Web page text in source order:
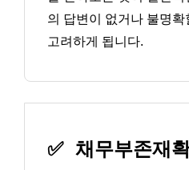
의 답변이 없거나 불명
고려하게 됩니다.
✅ 채무부존재